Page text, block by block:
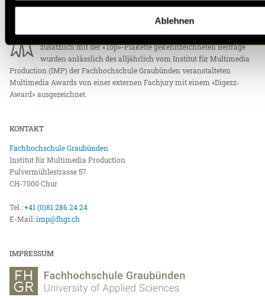
Ablehnen
Die unter «Beste» erscheinenden Beiträge sind eine Auswahl der
Dozierenden des Moduls «Konvergent Produzieren». Die
zusätzlich mit der «Top»-Plakette gekennzeichneten Beiträge
wurden anlässlich des alljährlich vom Institut für Multimedia
Production (IMP) der Fachhochschule Graubünden veranstalteten
Multimedia Awards von einer externen Fachjury mit einem «Digezz-
Award» ausgezeichnet.
KONTAKT
Fachhochschule Graubünden
Institut für Multimedia Production
Pulvermühlestrasse 57
CH-7000 Chur
Tel.:+41 (0)81 286 24 24
E-Mail:imp@fhgr.ch
IMPRESSUM